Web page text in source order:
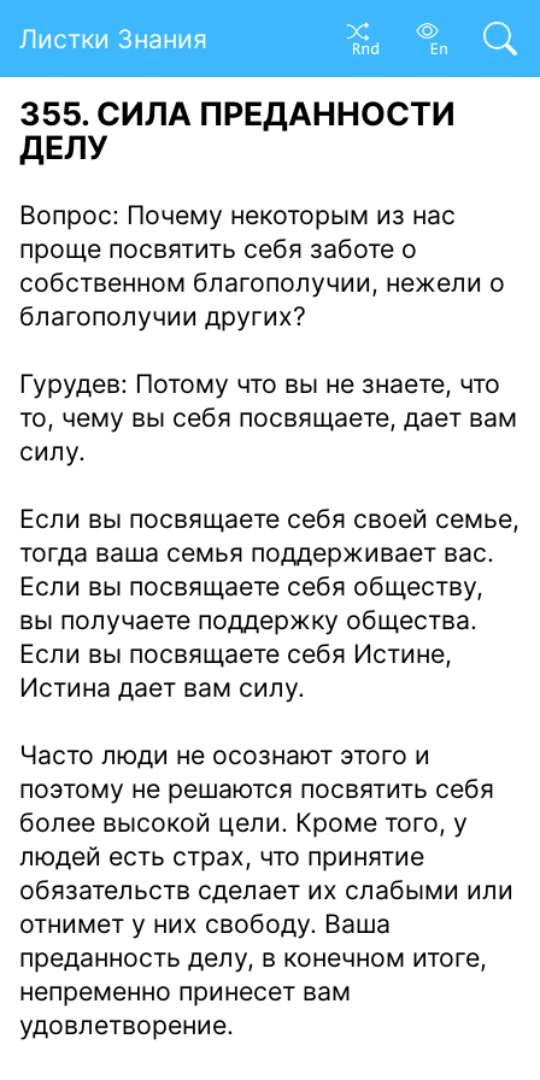
Листки Знания
355. СИЛА ПРЕДАННОСТИ
ДЕЛУ
Вопрос: Почему некоторым из нас
проще посвятить себя заботе о
собственном благополучии, нежели о
благополучии других?
Гурудев: Потому что вы не знаете, что
то, чему вы себя посвящаете, дает вам
силу.
Если вы посвящаете себя своей семье,
тогда ваша семья поддерживает вас.
Если вы посвящаете себя обществу,
вы получаете поддержку общества.
Если вы посвящаете себя Истине,
Истина дает вам силу.
Часто люди не осознают этого и
поэтому не решаются посвятить себя
более высокой цели. Кроме того, у
людей есть страх, что принятие
обязательств сделает их слабыми или
отнимет у них свободу. Ваша
преданность делу, в конечном итоге,
непременно принесет вам
удовлетворение.